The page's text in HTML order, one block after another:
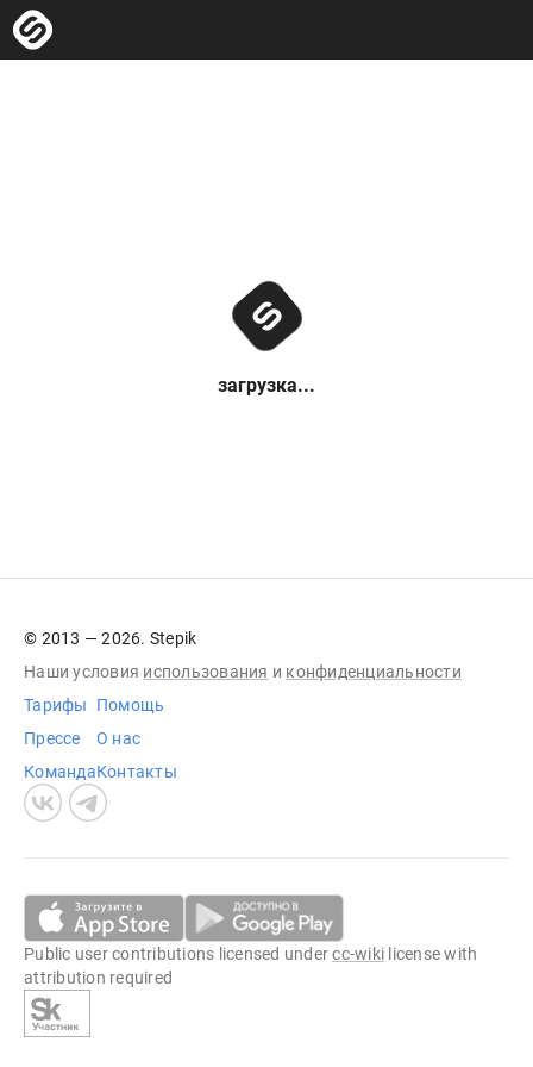
загрузка...
© 2013 — 2026. Stepik
Наши условия использования и конфиденциальности
Тарифы
Прессе
Команда
Помощь
О нас
Контакты
Public user contributions licensed undercc-wiki license with
attribution required